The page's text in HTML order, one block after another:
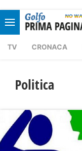
TV CRONACA
Politica